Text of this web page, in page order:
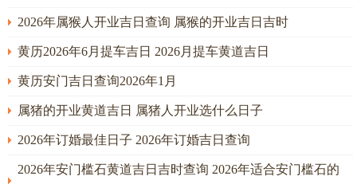
七月初八丙子日；此日干支。丙火坐子水，水火既济之象昭
然；天干丙火虽为比劫，然坐下子水正官为根，如烈日得清
未相害，然丙辛合，若有年干或时干见辛，则合化为水，反
增吉力。此日祈福，尤利于求事业官非平息、职场人际与
谐、及祈求身心安宁，冲煞属马之人南方事宜谨慎。
2026年属猴人开业吉日查询 属猴的开业吉日吉时
黄历2026年6月提车吉日 2026月提车黄道吉日
黄历安门吉日查询2026年1月
属猪的开业黄道吉日 属猪人开业选什么日子
2026年订婚最佳日子 2026年订婚吉日查询
2026年安门槛石黄道吉日吉时查询 2026年适合安门槛石的